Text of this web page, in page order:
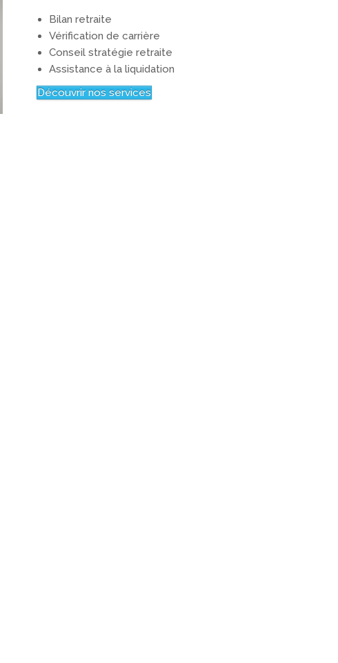
Bilan retraite
Vérification de carrière
Conseil stratégie retraite
Assistance à la liquidation
Découvrir nos services